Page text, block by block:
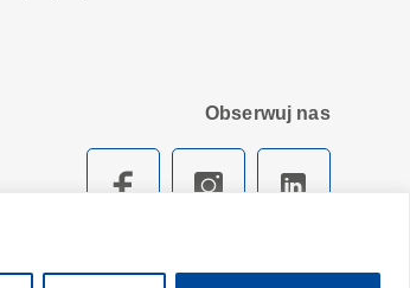
Obserwuj nas